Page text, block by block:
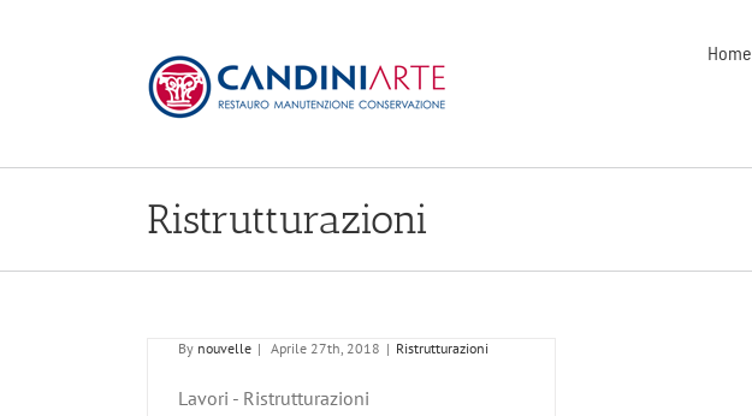
Home
Ristrutturazioni
By nouvelle | Aprile 27th, 2018 | Ristrutturazioni
Lavori - Ristrutturazioni